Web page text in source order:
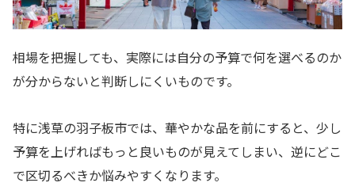
相場を把握しても、実際には自分の予算で何を選べるのか
が分からないと判断しにくいものです。
特に浅草の羽子板市では、華やかな品を前にすると、少し
予算を上げればもっと良いものが見えてしまい、逆にどこ
で区切るべきか悩みやすくなります。